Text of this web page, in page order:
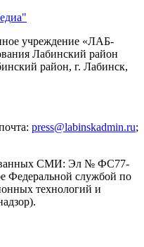
учреждение «ЛАБ-
Лабинский район
район, г. Лабинск,
press@labinskadmin.ru;
СМИ: Эл № ФС77-
Федеральной службой по
технологий и